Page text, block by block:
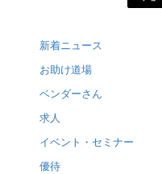
新着ニュース
お助け道場
ベンダーさん
求人
イベント・セミナー
優待